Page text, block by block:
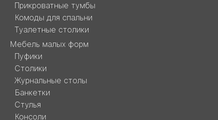
Прикроватные тумбы
Комоды для спальни
Туалетные столики
Мебель малых форм
Пуфики
Столики
Журнальные столы
Банкетки
Стулья
Консоли